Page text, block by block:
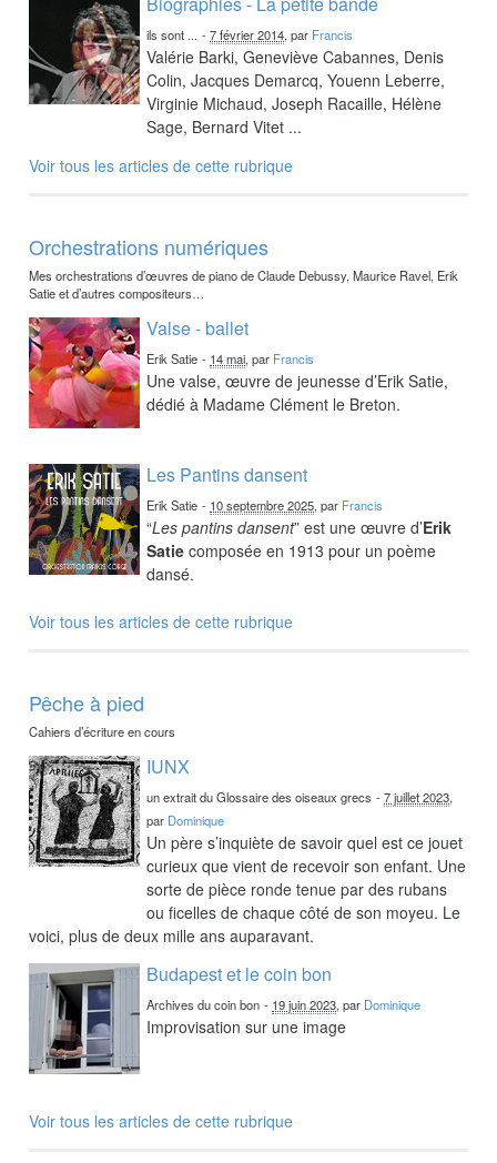
ils sont ... -7 février 2014, par Francis
Valérie Barki, Geneviève Cabannes, Denis
Colin, Jacques Demarcq, Youenn Leberre,
Virginie Michaud, Joseph Racaille, Hélène
Sage, Bernard Vitet ...
Voir tous les articles de cette rubrique
Orchestrations numériques
Mes orchestrations d’œuvres de piano de Claude Debussy, Maurice Ravel, Erik
Satie et d’autres compositeurs…
Valse - ballet
Erik Satie - 14 mai, par Francis
Une valse, œuvre de jeunesse d’Erik Satie,
dédié à Madame Clément le Breton.
Les Pantins dansent
Erik Satie - 10 septembre 2025, par Francis
“Les pantins dansent” est une œuvre d’Erik
Satie composée en 1913 pour un poème
dansé.
Voir tous les articles de cette rubrique
Pêche à pied
Cahiers d’écriture en cours
IUNX
un extrait du Glossaire des oiseaux grecs -7 juillet 2023,
par Dominique
Un père s’inquiète de savoir quel est ce jouet
curieux que vient de recevoir son enfant. Une
sorte de pièce ronde tenue par des rubans
ou ficelles de chaque côté de son moyeu. Le
voici, plus de deux mille ans auparavant.
Budapest et le coin bon
Archives du coin bon - 19 juin 2023, par Dominique
Improvisation sur une image
Voir tous les articles de cette rubrique